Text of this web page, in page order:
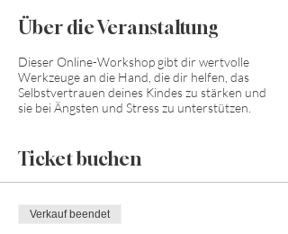
Über die Veranstaltung
Dieser Online-Workshop gibt dir wertvolle
Werkzeuge an die Hand, die dir helfen, das
Selbstvertrauen deines Kindes zu stärken und
sie bei Ängsten und Stress zu unterstützen.
Ticket buchen
Verkauf beendet